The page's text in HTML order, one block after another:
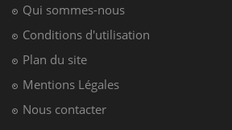
Qui sommes-nous
Conditions d'utilisation
Plan du site
Mentions Légales
Nous contacter